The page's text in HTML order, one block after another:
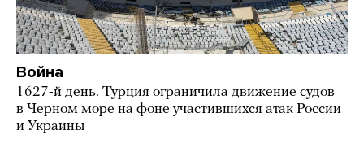
Война
1627-й день. Турция ограничила движение судов
в Черном море на фоне участившихся атак России
и Украины